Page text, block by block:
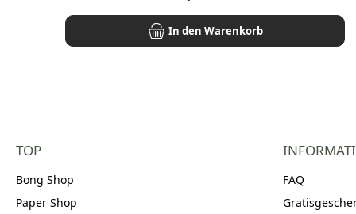
In den Warenkorb
TOP
Bong Shop
Paper Shop
FAQ